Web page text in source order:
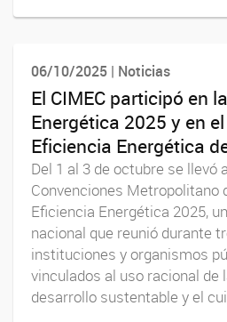
06/10/2025 | Noticias
El CIMEC participó en
Energética 2025 y en
Eficiencia Energética
Del 1 al 3 de octubre se llevó
Convenciones Metropolitano
Eficiencia Energética 2025,
nacional que reunió durante
instituciones y organismos
vinculados al uso racional de
desarrollo sustentable y el